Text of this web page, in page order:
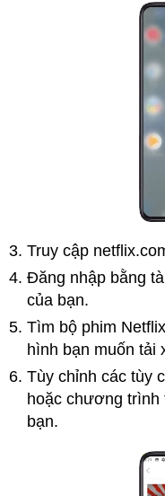
Truy cập
Đăng nhập bằng
của bạn.
Tìm bộ phim
hình bạn muốn tải
Tùy chỉnh các tùy
hoặc chương trình
bạn.